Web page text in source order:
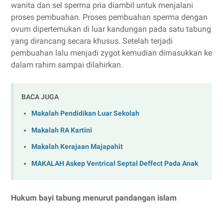
wanita dan sel sperma pria diambil untuk menjalani
proses pembuahan. Proses pembuahan sperma dengan
ovum dipertemukan di luar kandungan pada satu tabung
yang dirancang secara khusus. Setelah terjadi
pembuahan lalu menjadi zygot kemudian dimasukkan ke
dalam rahim sampai dilahirkan.
BACA JUGA
Makalah Pendidikan Luar Sekolah
Makalah RA Kartini
Makalah Kerajaan Majapahit
MAKALAH Askep Ventrical Septal Deffect Pada Anak
Hukum bayi tabung menurut pandangan islam